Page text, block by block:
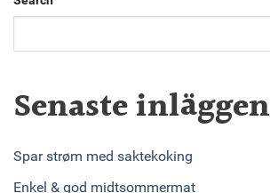
Senaste inläggen
Spar strøm med saktekoking
Enkel & god midtsommermat